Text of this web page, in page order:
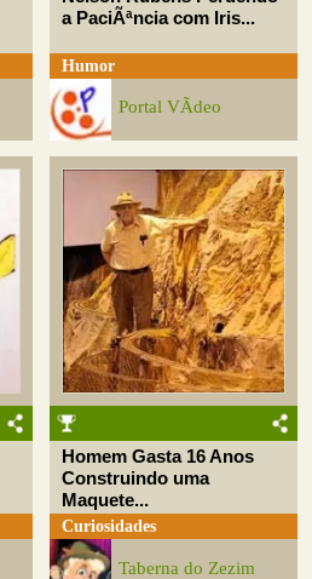
a PaciÃªncia com Iris...
Humor
Portal VÃ­deo
Homem Gasta 16 Anos
Construindo uma
Maquete...
Curiosidades
Taberna do Zezim